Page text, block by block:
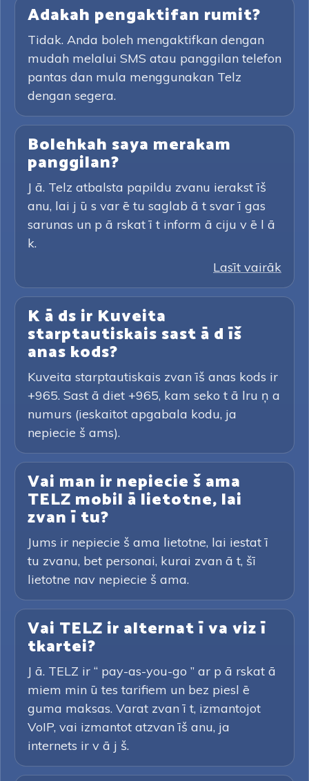
Adakah pengaktifan rumit?
Tidak. Anda boleh mengaktifkan dengan
mudah melalui SMS atau panggilan telefon
pantas dan mula menggunakan Telz
dengan segera.
Bolehkah saya merakam
panggilan?
J ā. Telz atbalsta papildu zvanu ierakst īš
anu, lai j ū s var ē tu saglab ā t svar ī gas
sarunas un p ā rskat ī t inform ā ciju v ē l ā
k.
Lasīt vairāk
K ā ds ir Kuveita
starptautiskais sast ā d īš
anas kods?
Kuveita starptautiskais zvan īš anas kods ir
+965. Sast ā diet +965, kam seko t ā lru ņ a
numurs (ieskaitot apgabala kodu, ja
nepiecie š ams).
Vai man ir nepiecie š ama
TELZ mobil ā lietotne, lai
zvan ī tu?
Jums ir nepiecie š ama lietotne, lai iestat ī
tu zvanu, bet personai, kurai zvan ā t, šī
lietotne nav nepiecie š ama.
Vai TELZ ir alternat ī va viz ī
tkartei?
J ā. TELZ ir “ pay-as-you-go ” ar p ā rskat ā
miem min ū tes tarifiem un bez piesl ē
guma maksas. Varat zvan ī t, izmantojot
VoIP, vai izmantot atzvan īš anu, ja
internets ir v ā j š.